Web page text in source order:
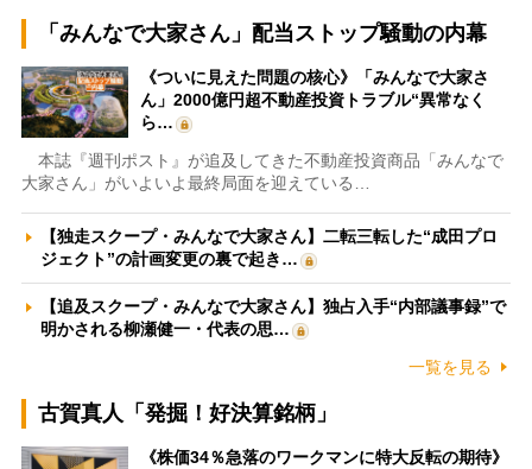
「みんなで大家さん」配当ストップ騒動の内幕
《ついに見えた問題の核心》「みんなで大家さ
ん」2000億円超不動産投資トラブル“異常なく
ら…
本誌『週刊ポスト』が追及してきた不動産投資商品「みんなで
大家さん」がいよいよ最終局面を迎えている…
【独走スクープ・みんなで大家さん】二転三転した“成田プロ
ジェクト”の計画変更の裏で起き…
【追及スクープ・みんなで大家さん】独占入手“内部議事録”で
明かされる柳瀬健一・代表の思…
一覧を見る
古賀真人「発掘！好決算銘柄」
《株価34％急落のワークマンに特大反転の期待》